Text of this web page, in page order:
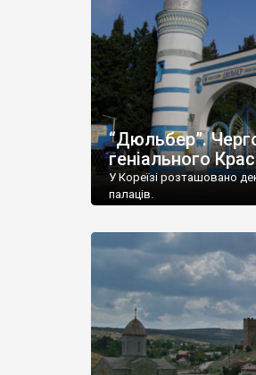
“Дюльбер”.
геніального
У Кореїзі розташовано
палаців.